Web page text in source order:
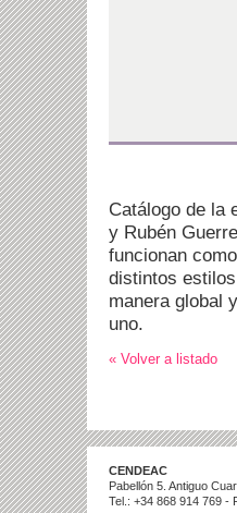
Catálogo de la
y Rubén
funcionan
distintos
manera global
uno.
« Volver a listado
CENDEAC
Pabellón 5. Antiguo
Tel.: +34 868 914 769 -